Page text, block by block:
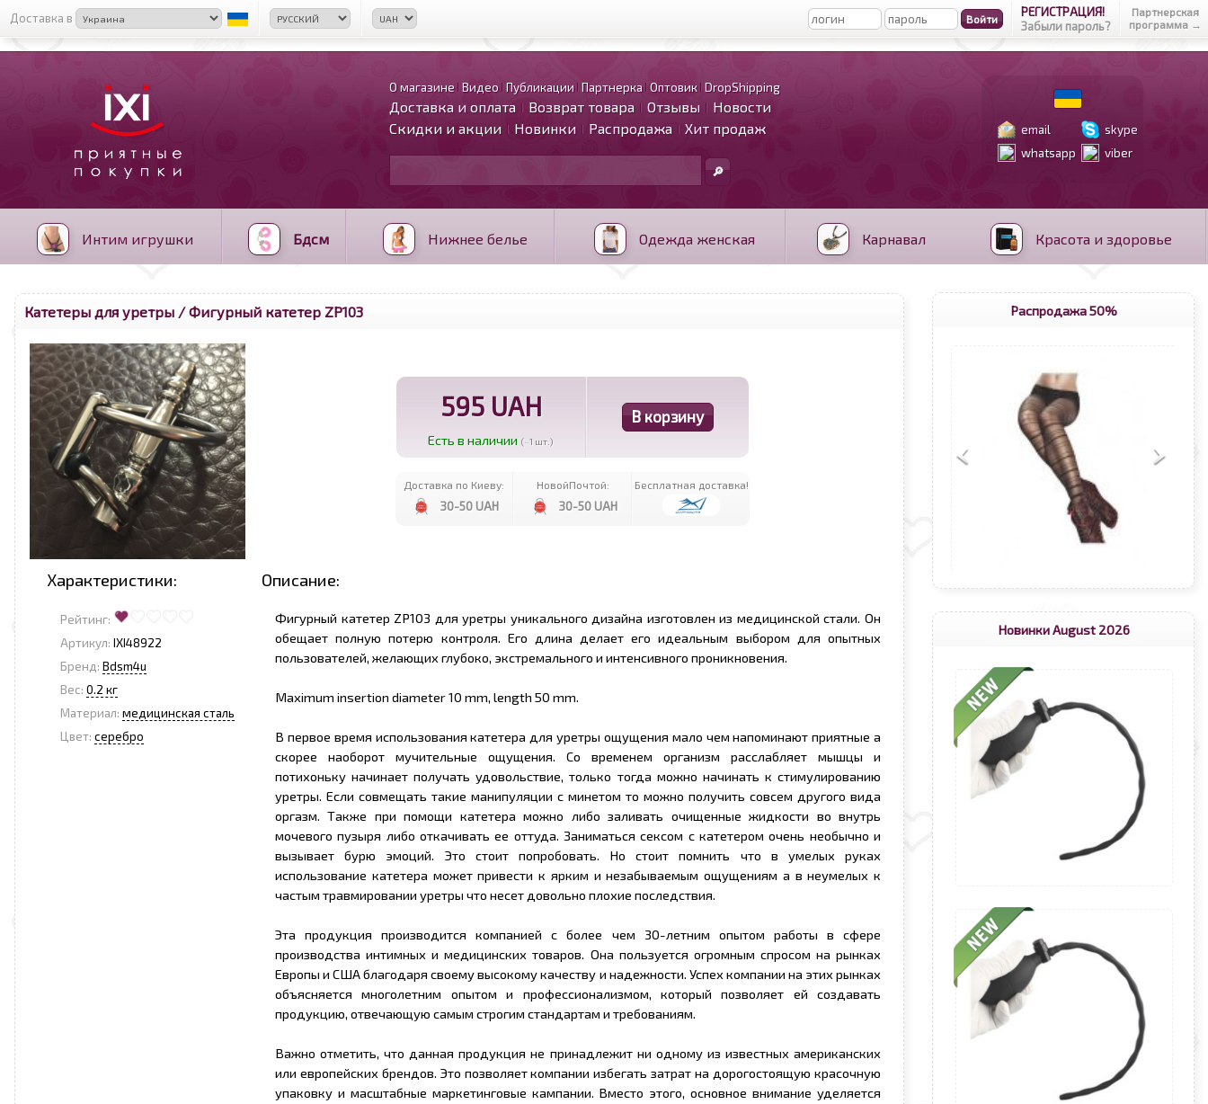
Доставка в
РЕГИСТРАЦИЯ!
Забыли пароль?
Партнерская
программа →
О магазине Видео Публикации Партнерка Оптовик DropShipping
Доставка и оплата Возврат товара Отзывы
Новости
Скидки и акции
Новинки Распродажа Хит продаж email
skype
whatsapp
viber
Интим игрушки Бдсм Нижнее белье Одежда женская Карнавал Красота и здоровье
Катетеры для уретры / Фигурный катетер ZP103
595 UAH
Есть в наличии (~1 шт.)
Доставка по Киеву:
30-50 UAH
НовойПочтой:
30-50 UAH
Бесплатная доставка!
Характеристики: Описание:
Рейтинг:
Артикул: IXI48922
Бренд: Bdsm4u
Вес: 0.2 кг
Материал: медицинская сталь
Цвет: серебро
Фигурный катетер ZP103 для уретры уникального дизайна изготовлен из медицинской стали. Он
обещает полную потерю контроля. Его длина делает его идеальным выбором для опытных
пользователей, желающих глубоко, экстремального и интенсивного проникновения.
Maximum insertion diameter 10 mm, length 50 mm.
В первое время использования катетера для уретры ощущения мало чем напоминают приятные а
скорее наоборот мучительные ощущения. Со временем организм расслабляет мышцы и
потихоньку начинает получать удовольствие, только тогда можно начинать к стимулированию
уретры. Если совмещать такие манипуляции с минетом то можно получить совсем другого вида
оргазм. Также при помощи катетера можно либо заливать очищенные жидкости во внутрь
мочевого пузыря либо откачивать ее оттуда. Заниматься сексом с катетером очень необычно и
вызывает бурю эмоций. Это стоит попробовать. Но стоит помнить что в умелых руках
использование катетера может привести к ярким и незабываемым ощущениям а в неумелых к
частым травмировании уретры что несет довольно плохие последствия.
Эта продукция производится компанией с более чем 30-летним опытом работы в сфере
производства интимных и медицинских товаров. Она пользуется огромным спросом на рынках
Европы и США благодаря своему высокому качеству и надежности. Успех компании на этих рынках
объясняется многолетним опытом и профессионализмом, который позволяет ей создавать
продукцию, отвечающую самым строгим стандартам и требованиям.
Важно отметить, что данная продукция не принадлежит ни одному из известных американских
или европейских брендов. Это позволяет компании избегать затрат на дорогостоящую красочную
упаковку и масштабные маркетинговые кампании. Вместо этого, основное внимание уделяется
Распродажа 50%
<
Новинки August 2026